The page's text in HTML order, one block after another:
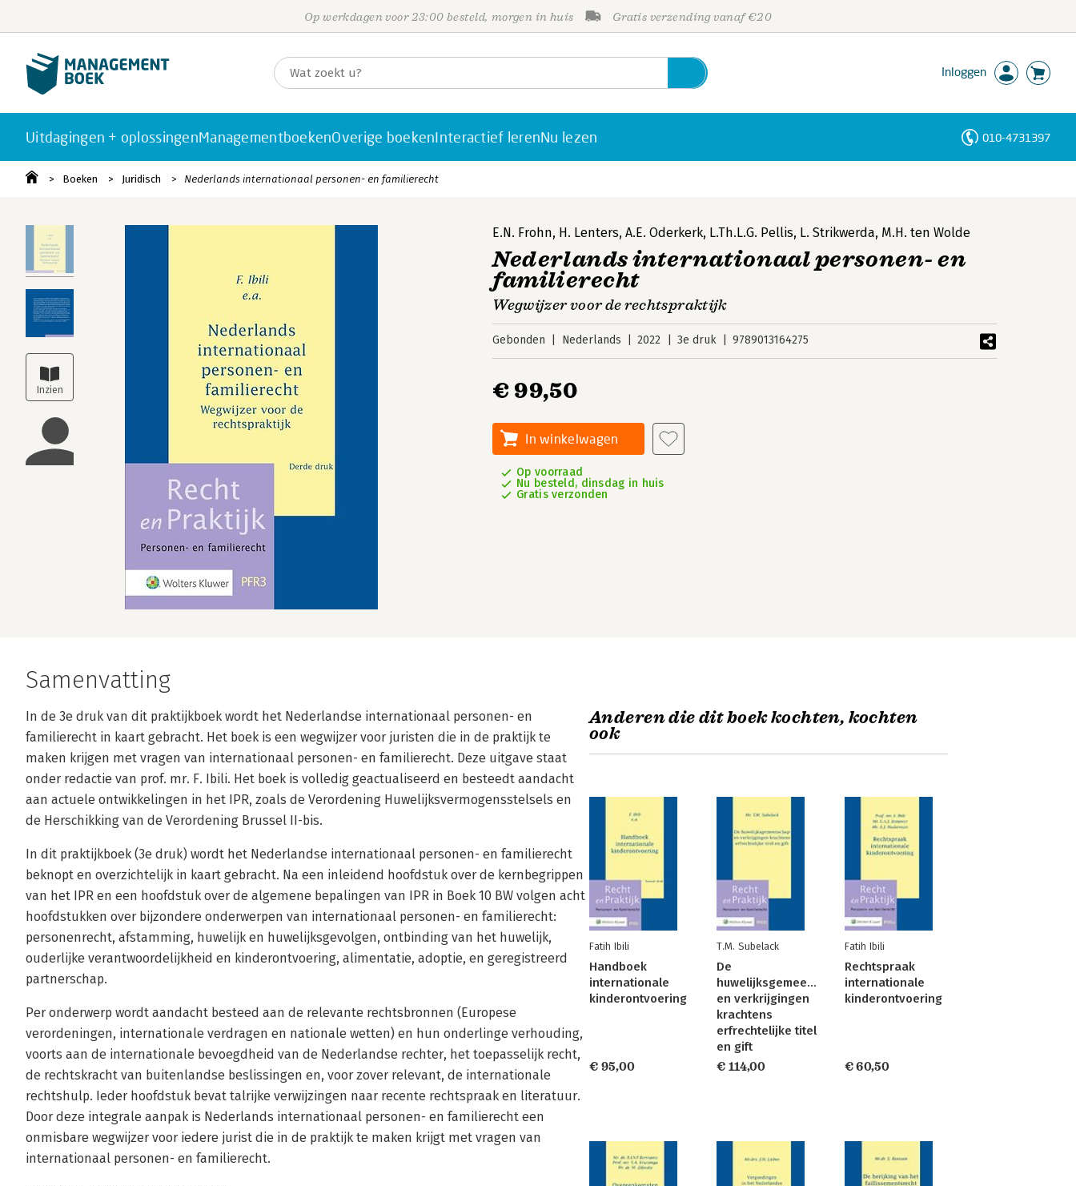
Op werkdagen voor 23:00 besteld, morgen in huis Gratis verzending vanaf €20
Inloggen
Uitdagingen + oplossingenManagementboekenOverige boekenInteractief lerenNu lezen 010-4731397
Boeken Juridisch Nederlands internationaal personen- en familierecht
E.N. Frohn, H. Lenters,A.E. Oderkerk, L.Th.L.G. Pellis, L. Strikwerda, M.H. ten Wolde
Nederlands internationaal personen- en
familierecht
Wegwijzer voor de rechtspraktijk
Gebonden Nederlands 2022 3e druk 9789013164275
€ 99,50
In winkelwagen
Op voorraad
Nu besteld, dinsdag in huis
Gratis verzonden
Samenvatting
In de 3e druk van dit praktijkboek wordt het Nederlandse internationaal personen- en
familierecht in kaart gebracht. Het boek is een wegwijzer voor juristen die in de praktijk te
maken krijgen met vragen van internationaal personen- en familierecht. Deze uitgave staat
onder redactie van prof. mr. F. Ibili. Het boek is volledig geactualiseerd en besteedt aandacht
aan actuele ontwikkelingen in het IPR, zoals de Verordening Huwelijksvermogensstelsels en
de Herschikking van de Verordening Brussel II-bis.
In dit praktijkboek (3e druk) wordt het Nederlandse internationaal personen- en familierecht
beknopt en overzichtelijk in kaart gebracht. Na een inleidend hoofdstuk over de kernbegrippen
van het IPR en een hoofdstuk over de algemene bepalingen van IPR in Boek 10 BW volgen acht
hoofdstukken over bijzondere onderwerpen van internationaal personen- en familierecht:
personenrecht, afstamming, huwelijk en huwelijksgevolgen, ontbinding van het huwelijk,
ouderlijke verantwoordelijkheid en kinderontvoering, alimentatie, adoptie, en geregistreerd
partnerschap.
Per onderwerp wordt aandacht besteed aan de relevante rechtsbronnen (Europese
verordeningen, internationale verdragen en nationale wetten) en hun onderlinge verhouding,
voorts aan de internationale bevoegdheid van de Nederlandse rechter, het toepasselijk recht,
de rechtskracht van buitenlandse beslissingen en, voor zover relevant, de internationale
rechtshulp. Ieder hoofdstuk bevat talrijke verwijzingen naar recente rechtspraak en literatuur.
Door deze integrale aanpak is Nederlands internationaal personen- en familierecht een
onmisbare wegwijzer voor iedere jurist die in de praktijk te maken krijgt met vragen van
internationaal personen- en familierecht.
Anderen die dit boek kochten, kochten
ook
Fatih Ibili
Handboek
internationale
kinderontvoering
€ 95,00
T.M. Subelack
De
huwelijksgemeenschap
en verkrijgingen
krachtens
erfrechtelijke titel
en gift
€ 114,00
Fatih Ibili
Rechtspraak
internationale
kinderontvoering
€ 60,50
Personen